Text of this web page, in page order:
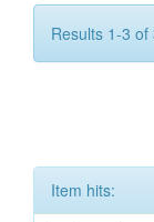
Results 1-3
Item hits: